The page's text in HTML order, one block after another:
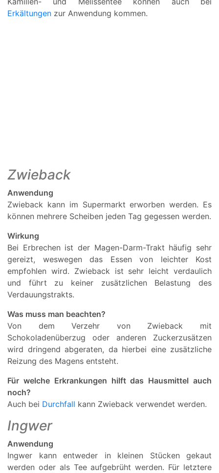
Erkältungen zur Anwendung kommen.
Zwieback
Anwendung
Zwieback kann im Supermarkt erworben werden. Es
können mehrere Scheiben jeden Tag gegessen werden.
Wirkung
Bei Erbrechen ist der Magen-Darm-Trakt häufig sehr
gereizt, weswegen das Essen von leichter Kost
empfohlen wird. Zwieback ist sehr leicht verdaulich
und führt zu keiner zusätzlichen Belastung des
Verdauungstrakts.
Was muss man beachten?
Von dem Verzehr von Zwieback mit
Schokoladenüberzug oder anderen Zuckerzusätzen
wird dringend abgeraten, da hierbei eine zusätzliche
Reizung des Magens entsteht.
Für welche Erkrankungen hilft das Hausmittel auch
noch?
Auch bei Durchfall kann Zwieback verwendet werden.
Ingwer
Anwendung
Ingwer kann entweder in kleinen Stücken gekaut
werden oder als Tee aufgebrüht werden. Für letztere